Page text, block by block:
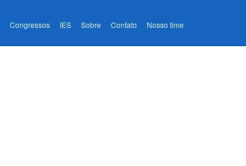
Congressos IES Sobre Contato Nosso time